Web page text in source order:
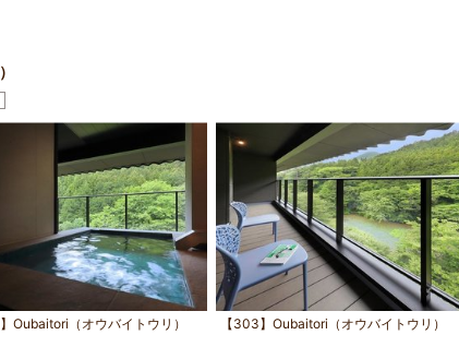
Oubaitori（オウバイトウリ） 【303】Oubaitori（オウバイトウリ）